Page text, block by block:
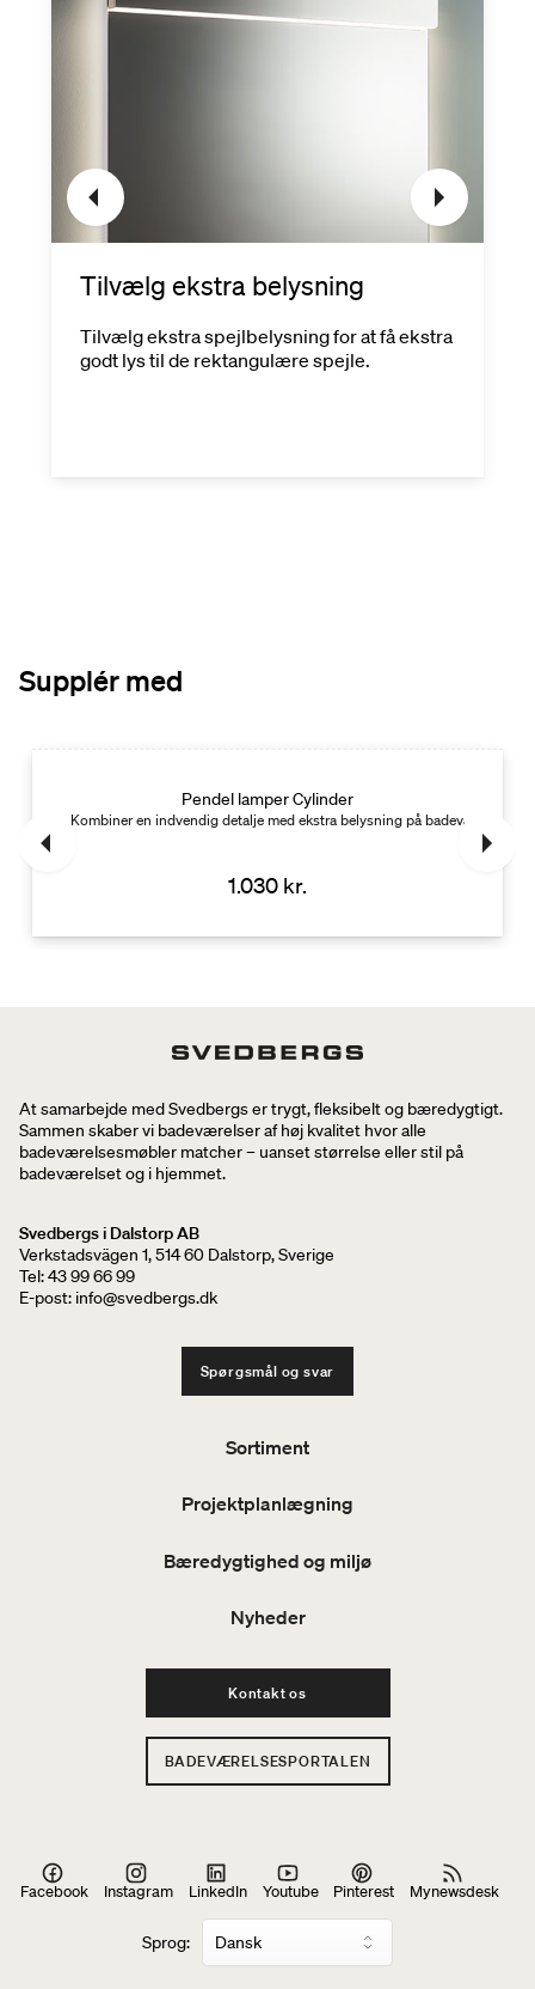
Tilvælg ekstra belysning
Tilvælg ekstra spejlbelysning for at få ekstra
godt lys til de rektangulære spejle.
Supplér med
Globusformet
Pendel lamper Cylinder
Kombiner en indvendig detalje med ekstra belysning på badeværelset.
1.030 kr.
At samarbejde med Svedbergs er trygt, fleksibelt og bæredygtigt.
Sammen skaber vi badeværelser af høj kvalitet hvor alle
badeværelsesmøbler matcher – uanset størrelse eller stil på
badeværelset og i hjemmet.
Svedbergs i Dalstorp AB
Verkstadsvägen 1, 514 60 Dalstorp, Sverige
Tel: 43 99 66 99
E-post: info@svedbergs.dk
Spørgsmål og svar
Sortiment
Projektplanlægning
Bæredygtighed og miljø
Nyheder
Kontakt os
BADEVÆRELSESPORTALEN
Sprog:
Facebook Instagram LinkedIn Youtube Pinterest Mynewsdesk